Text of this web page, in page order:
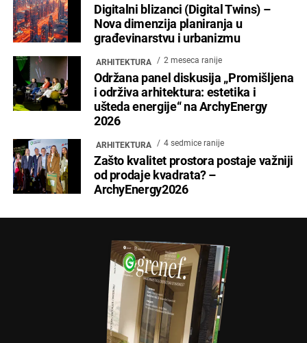
Digitalni blizanci (Digital Twins) –
Nova dimenzija planiranja u
građevinarstvu i urbanizmu
ARHITEKTURA 2 meseca ranije
Održana panel diskusija „Promišljena
i održiva arhitektura: estetika i
ušteda energije“ na ArchyEnergy
2026
ARHITEKTURA 4 sedmice ranije
Zašto kvalitet prostora postaje važniji
od prodaje kvadrata? –
ArchyEnergy2026